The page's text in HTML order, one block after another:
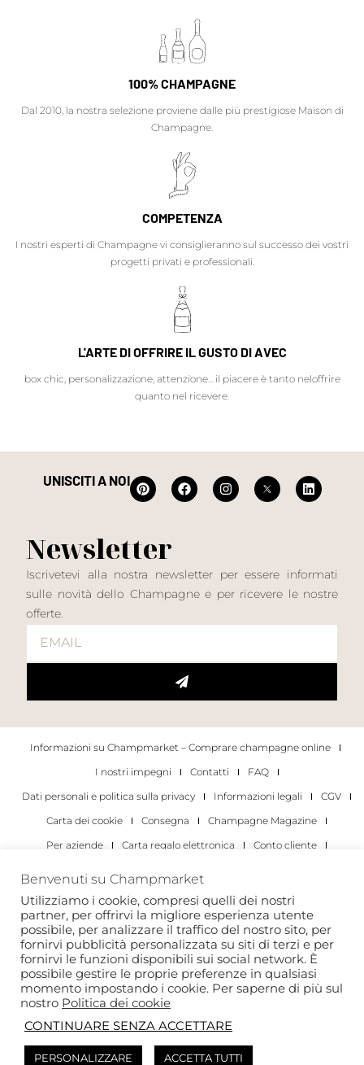
100% CHAMPAGNE
Dal 2010, la nostra selezione proviene dalle più prestigiose Maison di
Champagne.
COMPETENZA
I nostri esperti di Champagne vi consiglieranno sul successo dei vostri
progetti privati e professionali.
L'ARTE DI OFFRIRE IL GUSTO DI AVEC
box chic, personalizzazione, attenzione... il piacere è tanto neloffrire
quanto nel ricevere.
UNISCITI A NOI
Newsletter
Iscrivetevi alla nostra newsletter per essere informati
sulle novità dello Champagne e per ricevere le nostre
offerte.
Informazioni su Champmarket – Comprare champagne online
I nostri impegni
Contatti
FAQ
Dati personali e politica sulla privacy
Informazioni legali
CGV
Carta dei cookie
Consegna
Champagne Magazine
Per aziende
Carta regalo elettronica
Conto cliente
Per gli individui
Per le aziende
Copyright 2022 © tutti i diritti riservati. Champmarket.
Benvenuti su Champmarket
Utilizziamo i cookie, compresi quelli dei nostri
partner, per offrirvi la migliore esperienza utente
possibile, per analizzare il traffico del nostro sito, per
fornirvi pubblicità personalizzata su siti di terzi e per
fornirvi le funzioni disponibili sui social network. È
possibile gestire le proprie preferenze in qualsiasi
momento impostando i cookie. Per saperne di più sul
nostro Politica dei cookie
CONTINUARE SENZA ACCETTARE
PERSONALIZZARE ACCETTA TUTTI